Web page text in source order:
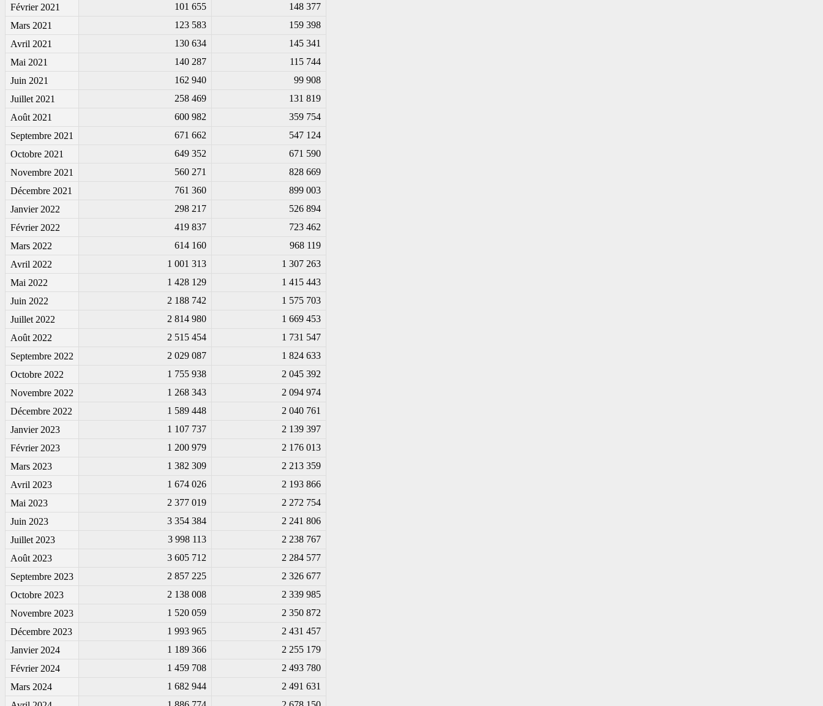
Février 2021
101 655
148 377
Mars 2021
123 583
159 398
Avril 2021
130 634
145 341
Mai 2021
140 287
115 744
Juin 2021
162 940
99 908
Juillet 2021
258 469
131 819
Août 2021
600 982
359 754
Septembre 2021
671 662
547 124
Octobre 2021
649 352
671 590
Novembre 2021
560 271
828 669
Décembre 2021
761 360
899 003
Janvier 2022
298 217
526 894
Février 2022
419 837
723 462
Mars 2022
614 160
968 119
Avril 2022
1 001 313
1 307 263
Mai 2022
1 428 129
1 415 443
Juin 2022
2 188 742
1 575 703
Juillet 2022
2 814 980
1 669 453
Août 2022
2 515 454
1 731 547
Septembre 2022
2 029 087
1 824 633
Octobre 2022
1 755 938
2 045 392
Novembre 2022
1 268 343
2 094 974
Décembre 2022
1 589 448
2 040 761
Janvier 2023
1 107 737
2 139 397
Février 2023
1 200 979
2 176 013
Mars 2023
1 382 309
2 213 359
Avril 2023
1 674 026
2 193 866
Mai 2023
2 377 019
2 272 754
Juin 2023
3 354 384
2 241 806
Juillet 2023
3 998 113
2 238 767
Août 2023
3 605 712
2 284 577
Septembre 2023
2 857 225
2 326 677
Octobre 2023
2 138 008
2 339 985
Novembre 2023
1 520 059
2 350 872
Décembre 2023
1 993 965
2 431 457
Janvier 2024
1 189 366
2 255 179
Février 2024
1 459 708
2 493 780
Mars 2024
1 682 944
2 491 631